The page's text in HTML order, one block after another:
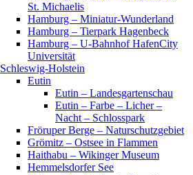
St. Michaelis
Hamburg – Miniatur-Wunderland
Hamburg – Tierpark Hagenbeck
Hamburg – U-Bahnhof HafenCity
Universität
Schleswig-Holstein
Eutin
Eutin – Landesgartenschau
Eutin – Farbe – Licher –
Nacht – Schlosspark
Fröruper Berge – Naturschutzgebiet
Grömitz – Ostsee in Flammen
Haithabu – Wikinger Museum
Hemmelsdorfer See